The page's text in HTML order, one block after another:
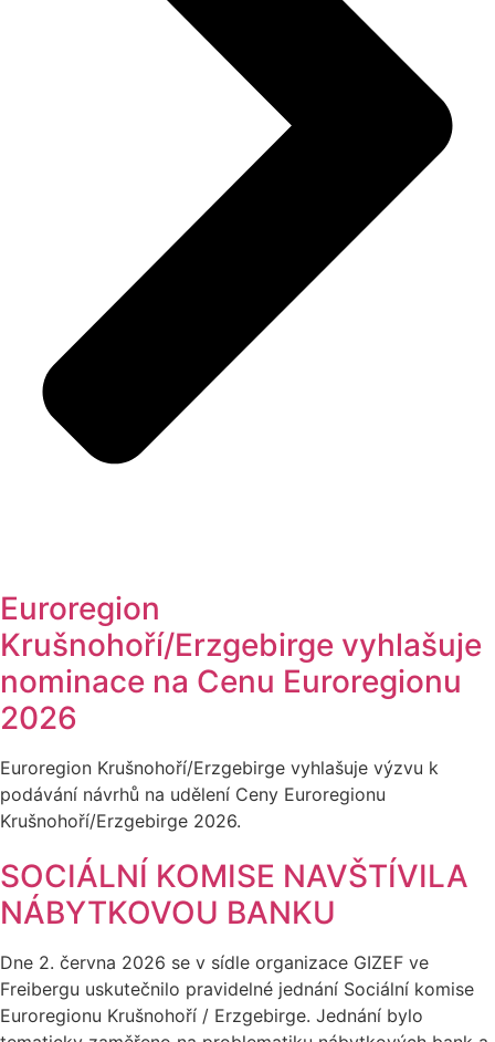
Euroregion
Krušnohoří/Erzgebirge vyhlašuje
nominace na Cenu Euroregionu
2026
Euroregion Krušnohoří/Erzgebirge vyhlašuje výzvu k
podávání návrhů na udělení Ceny Euroregionu
Krušnohoří/Erzgebirge 2026.
SOCIÁLNÍ KOMISE NAVŠTÍVILA
NÁBYTKOVOU BANKU
Dne 2. června 2026 se v sídle organizace GIZEF ve
Freibergu uskutečnilo pravidelné jednání Sociální komise
Euroregionu Krušnohoří / Erzgebirge. Jednání bylo